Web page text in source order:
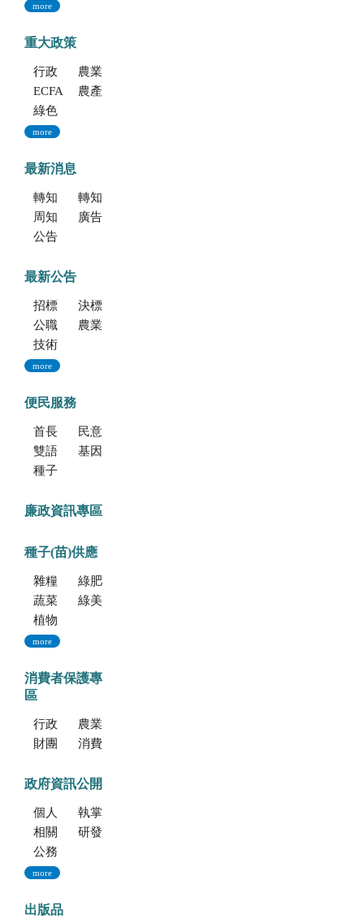
more
重大政策
行政院重大政策(連結至行政院)
農業部重大政策(連結至農業部)
ECFA專區
農產業保險(連結至農糧署)
綠色環境給付計畫(連結至農糧署)
more
最新消息
轉知考選部「115年建築師、技師、大地工程技師（第二階段考試）、 不動產經紀人、記帳士考試」報名訊息
轉知海洋委員會海洋保育署「2026海洋保育創意短影音競賽」活動資訊
周知文化部文化資產局訂於115年9月19日至20日辦理「2026年全國古蹟日活動」
廣告文宣「116年度軍公教員工待遇提升方案」政策圖文說明
公告本場115年種苗經營科一般性約用人員1名甄選
最新公告
招標公告
決標公告
公職人員利益衝突迴避法身份揭露專區
農業新聞
技術移轉公告
more
便民服務
首長信箱
民意信箱
雙語學習專區
基因改造植物委託檢測服務
種子調製加工暨寄倉服務
廉政資訊專區
種子(苗)供應
雜糧種子
綠肥種子
蔬菜種子
綠美化種苗
植物組織培養
more
消費者保護專
區
行政院消費者保護會
農業部消費者保護專區
財團法人中華民國消費者文教基金會
消費者保護法
政府資訊公開
個人資料保護專區
執掌與組織
相關法規
研發成果
公務出國報告資訊網
more
出版品